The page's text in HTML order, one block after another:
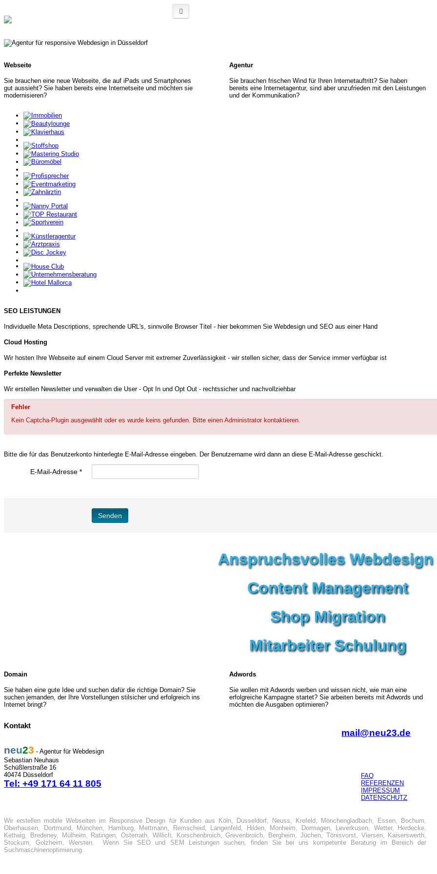
Hotel Mallorca
Webseite
Sie brauchen eine neue Webseite, die auf iPads und Smartphones
gut aussieht? Sie haben bereits eine Internetseite und möchten sie
modernisieren?
Agentur
Sie brauchen frischen Wind für Ihren Internetauftritt? Sie haben
bereits eine Internetagentur, sind aber unzufrieden mit den Leistungen
und der Kommunikation?
SEO LEISTUNGEN
Individuelle Meta Descriptions, sprechende URL's, sinnvolle Browser Titel - hier bekommen Sie Webdesign und SEO aus einer Hand
Cloud Hosting
Wir hosten Ihre Webseite auf einem Cloud Server mit extremer Zuverlässigkeit - wir stellen sicher, dass der Service immer verfügbar ist
Perfekte Newsletter
Wir erstellen Newsletter und verwalten die User - Opt In und Opt Out - rechtssicher und nachvollziehbar
Fehler
Kein Captcha-Plugin ausgewählt oder es wurde keins gefunden. Bitte einen Administrator kontaktieren.
Bitte die für das Benutzerkonto hinterlegte E-Mail-Adresse eingeben. Der Benutzername wird dann an diese E-Mail-Adresse geschickt.
E-Mail-Adresse *
Senden
Anspruchsvolles
Content Management
Shop Migration
Mitarbeiter Schulung
Domain
Sie haben eine gute Idee und suchen dafür die richtige Domain? Sie
suchen jemanden, der Ihre Vorstellungen stilsicher und erfolgreich ins
Internet bringt?
Adwords
Sie wollen mit Adwords werben und wissen nicht, wie man eine
erfolgreiche Kampagne startet? Sie arbeiten bereits mit Adwords und
möchten die Ausgaben optimieren?
Kontakt
neu23 - Agentur für Webdesign
Sebastian Neuhaus
Schüßlerstraße 16
40474 Düsseldorf
Tel: +49 171 64 11 805
mail@neu23.de
FAQ
REFERENZEN
IMPRESSUM
DATENSCHUTZ
Wir erstellen mobile Webseiten im Responsive Design für Kunden aus Köln, Düsseldorf, Neuss, Krefeld, Mönchengladbach, Essen, Bochum,
Oberhausen, Dortmund, München, Hamburg, Mettmann, Remscheid, Langenfeld, Hilden, Monheim, Dormagen, Leverkusen, Wetter, Herdecke,
Kettwig, Bredeney, Mülheim, Ratingen, Osterrath, Willich, Korschenbroich, Grevenbroich, Bergheim, Jüchen, Tönisvorst, Viersen, Kaiserswerth,
Stockum, Golzheim, Wersten. Wenn Sie SEO und SEM Leistungen suchen, finden Sie bei uns kompetente Beratung im Bereich der
Suchmaschinenoptimierung.